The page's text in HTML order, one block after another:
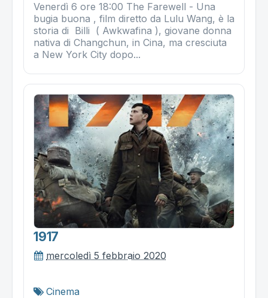
Venerdì 6 ore 18:00 The Farewell - Una
bugia buona , film diretto da Lulu Wang, è la
storia di Billi ( Awkwafina ), giovane donna
nativa di Changchun, in Cina, ma cresciuta
a New York City dopo...
1917
mercoledì 5 febbraio 2020
Cinema